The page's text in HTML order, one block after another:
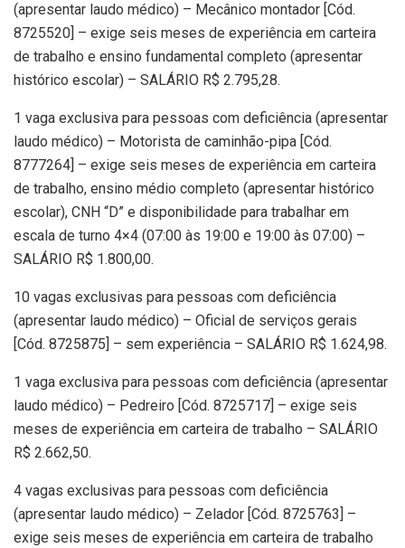
(apresentar laudo médico) – Mecânico montador [Cód.
8725520] – exige seis meses de experiência em carteira
de trabalho e ensino fundamental completo (apresentar
histórico escolar) – SALÁRIO R$ 2.795,28.
1 vaga exclusiva para pessoas com deficiência (apresentar
laudo médico) – Motorista de caminhão-pipa [Cód.
8777264] – exige seis meses de experiência em carteira
de trabalho, ensino médio completo (apresentar histórico
escolar), CNH “D” e disponibilidade para trabalhar em
escala de turno 4×4 (07:00 às 19:00 e 19:00 às 07:00) –
SALÁRIO R$ 1.800,00.
10 vagas exclusivas para pessoas com deficiência
(apresentar laudo médico) – Oficial de serviços gerais
[Cód. 8725875] – sem experiência – SALÁRIO R$ 1.624,98.
1 vaga exclusiva para pessoas com deficiência (apresentar
laudo médico) – Pedreiro [Cód. 8725717] – exige seis
meses de experiência em carteira de trabalho – SALÁRIO
R$ 2.662,50.
4 vagas exclusivas para pessoas com deficiência
(apresentar laudo médico) – Zelador [Cód. 8725763] –
exige seis meses de experiência em carteira de trabalho